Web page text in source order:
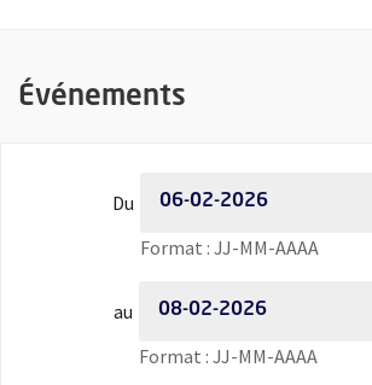
Événements
Du Filtrer les événements par
Format : JJ-MM-AAAA
au Filtrer les événements par
Format : JJ-MM-AAAA